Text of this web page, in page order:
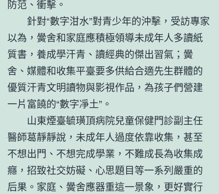
防范、衝擊。
針對“數字泔水”對青少年的沖擊，受訪專家
以為，黌舍和家庭應積極領導未成年人多讀紙
質書，養成學汗青、讀經典的傑出習氣；黌
舍、媒體和收集平臺要多供給合適先生群體的
優質汗青文明讀物與影視作品，為孩子們營建
一片富饒的“數字凈土”。
山東煙臺毓璜頂病院兒童保健門診副主任
醫師葛靜靜說，未成年人過度依靠收集，甚至
不想出門、不想完成學業，不難成長為收集成
癮，招致社交妨礙、心思題目等一系列嚴重的
后果。家庭、黌舍應器重這一景象，更好實行